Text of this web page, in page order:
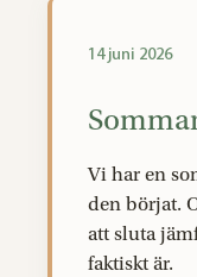
Vi har en
den börjat.
att sluta
faktiskt är.
14 juni 2026